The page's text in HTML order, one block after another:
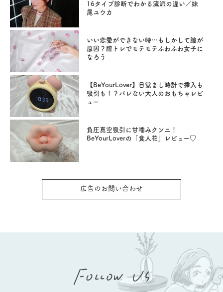
16タイプ診断でわかる流派の違い／妹
尾ユウカ
いい恋愛ができない時…もしかして膣が
原因？膣トレでモテモテふわふわ女子に
なろう
【BeYourLover】目覚まし時計で挿入も
吸引も！？バレない大人のおもちゃレビ
ュー
負圧真空吸引に甘噛みクンニ！
BeYourLoverの「食人花」レビュー♡
広告のお問い合わせ